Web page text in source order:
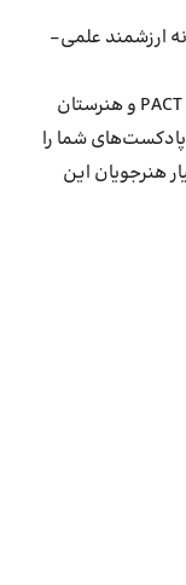
ارزشمند علمی-
احتمالاً با انجمن حسابداران ایران موسوم به PACT و هنرستان
پادکست‌های شما را
هنرجویان این